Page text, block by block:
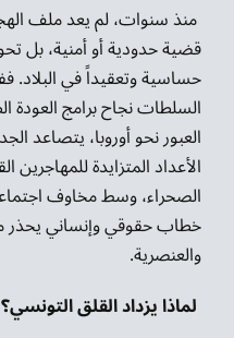
منذ سنوات، لم يعد ملف
قضية حدودية أو أمنية، بل
حساسية وتعقيداً في البلاد.
السلطات نجاح برامج العودة
العبور نحو أوروبا، يتصاعد
الأعداد المتزايدة
الصحراء، وسط مخاوف
خطاب حقوقي وإنساني يحذر
والعنصرية.
لماذا يزداد القلق